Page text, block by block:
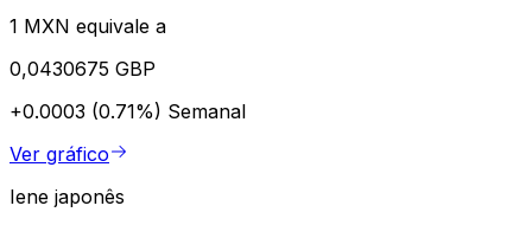
1 MXN equivale a
0,0430675 GBP
+0.0003 (0.71%) Semanal
Ver gráfico
Iene japonês